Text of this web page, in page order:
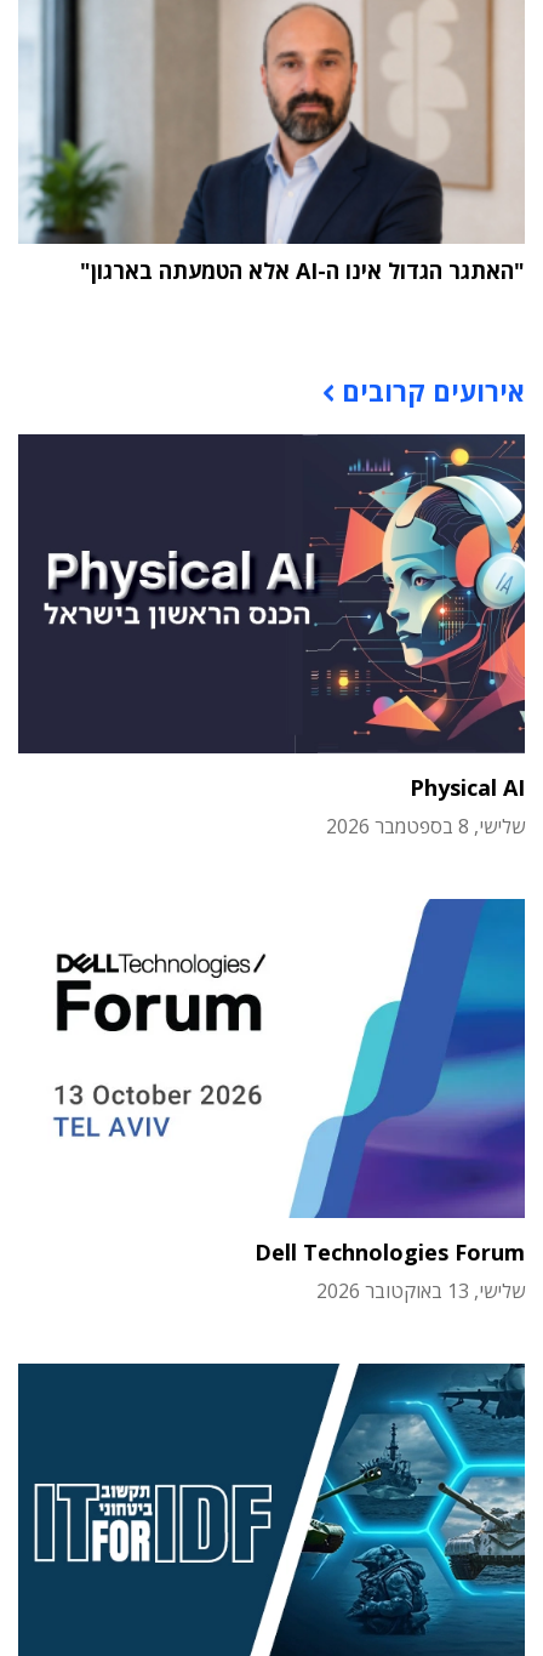
"האתגר הגדול אינו ה-AI אלא הטמעתה בארגון"
אירועים קרובים
Physical AI
שלישי, 8 בספטמבר 2026
Dell Technologies Forum
שלישי, 13 באוקטובר 2026